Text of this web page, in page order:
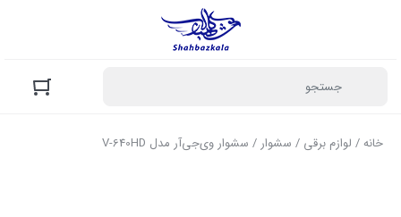
خانه/ لوازم برقی / سشوار / سشوار وی‌جی‌آر مدل V-640HD